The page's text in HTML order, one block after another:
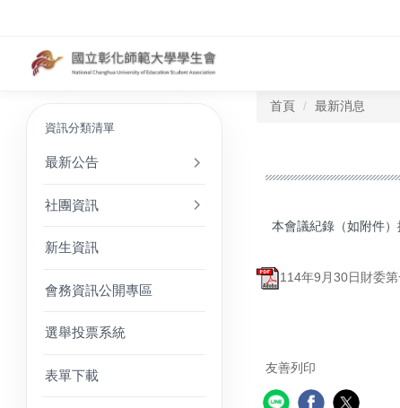
資訊分類清單
最新公告
社團資訊
新生資訊
會務資訊公開專區
選舉投票系統
表單下載
首頁 最新消息
本會議紀錄（如附件
114年9月30日財委
友善列印